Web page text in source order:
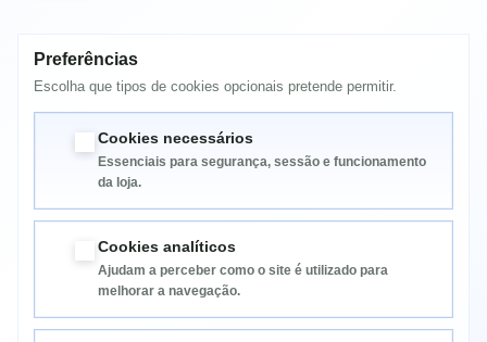
MAIS INFORMAÇÃO
Informação
Preferências
Escolha que tipos de cookies opcionais pretende permitir.
Cookies necessários
Essenciais para segurança, sessão e funcionamento
da loja.
Cookies analíticos
Ajudam a perceber como o site é utilizado para
melhorar a navegação.